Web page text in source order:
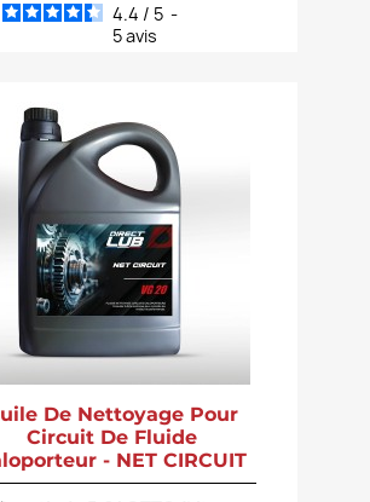
4.4 / 5 -
5avis
De Nettoyage Pour
Circuit De Fluide
- NET CIRCUIT